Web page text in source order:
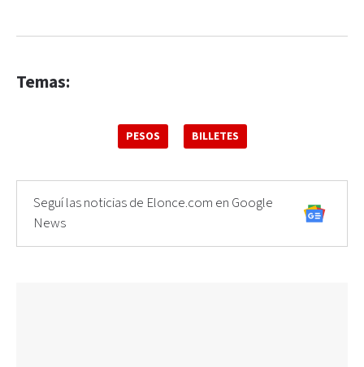
Temas:
PESOS BILLETES
Seguí las noticias de Elonce.com en Google
News